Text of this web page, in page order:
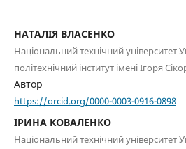
НАТАЛІЯ ВЛАСЕНКО
Національний технічний університет
політехнічний інститут імені Ігоря
Автор
https://orcid.org/0000-0003-0916-0898
ІРИНА КОВАЛЕНКО
Національний технічний університет